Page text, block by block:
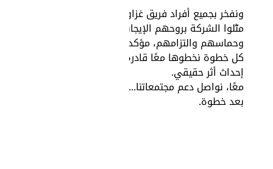
ونفخر بجميع أفراد فريق غزاوي الذين
مثّلوا الشركة بروحهم الإيجابية
وحماسهم والتزامهم، مؤكدين أن
كل خطوة نخطوها معًا قادرة على
إحداث أثر حقيقي.
معًا، نواصل دعم مجتمعاتنا... خطوةً
بعد خطوة.